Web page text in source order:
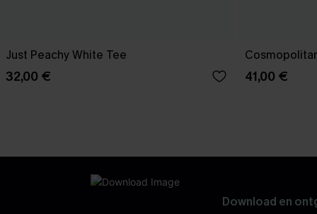
Just Peachy White Tee
32,00 € 41,00 €
Download en